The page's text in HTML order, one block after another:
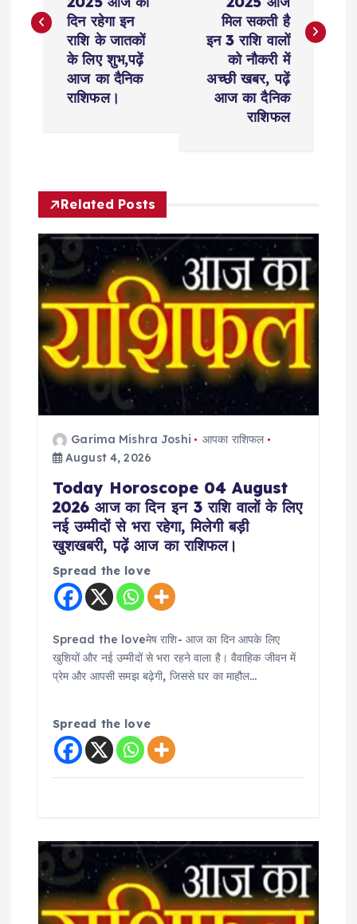
s
g
a
t
o
दिन रहेगा इन
राशि के जातकों
के लिए शुभ,पढ़ें
आज का दैनिक
राशिफल।
मिल सकती है
इन 3 राशि वालों
को नौकरी में
अच्छी खबर, पढ़ें
आज का दैनिक
राशिफल
Related Posts
Garima Mishra Joshi
आपका राशिफल
August 4, 2026
Today Horoscope 04 August
2026 आज का दिन इन 3 राशि वालों के लिए
नई उम्मीदों से भरा रहेगा, मिलेगी बड़ी
खुशखबरी, पढ़ें आज का राशिफल।
Spread the love
Spread the loveमेष राशि- आज का दिन आपके लिए
खुशियों और नई उम्मीदों से भरा रहने वाला है। वैवाहिक जीवन में
प्रेम और आपसी समझ बढ़ेगी, जिससे घर का माहौल…
Spread the love